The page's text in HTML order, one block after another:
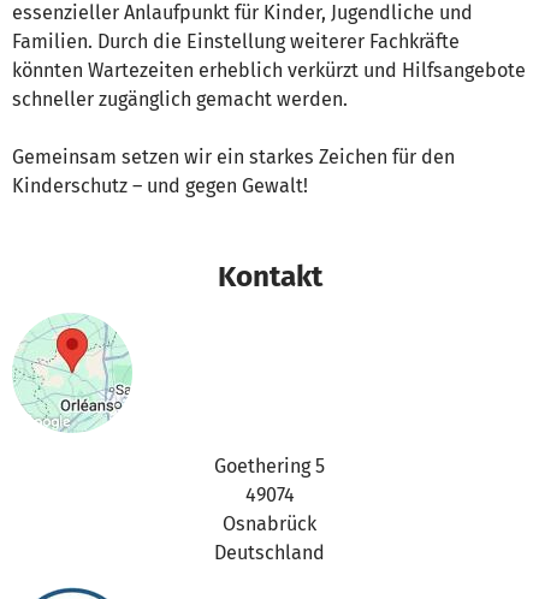
essenzieller Anlaufpunkt für Kinder, Jugendliche und
Familien. Durch die Einstellung weiterer Fachkräfte
könnten Wartezeiten erheblich verkürzt und Hilfsangebote
schneller zugänglich gemacht werden.
Gemeinsam setzen wir ein starkes Zeichen für den
Kinderschutz – und gegen Gewalt!
Kontakt
Goethering 5
49074
Osnabrück
Deutschland